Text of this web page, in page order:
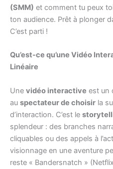
(SMM) et comment tu peux
ton audience. Prêt à plonger
C’est parti !
Qu’est-ce qu’une Vidéo
Linéaire
Une vidéo interactive est un
au spectateur de choisir la
d’interaction. C’est le
splendeur : des branches
cliquables ou des appels à
visionnage en une aventure
reste « Bandersnatch »